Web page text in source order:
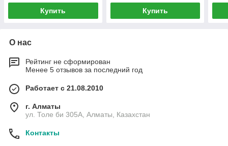
Купить Купить
О нас
Рейтинг не сформирован
Менее 5 отзывов за последний год
Работает с 21.08.2010
г. Алматы
ул. Толе би 305А, Алматы, Казахстан
Контакты